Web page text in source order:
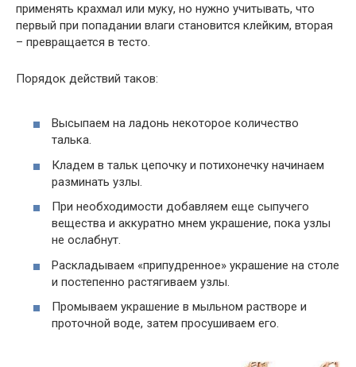
применять крахмал или муку, но нужно учитывать, что
первый при попадании влаги становится клейким, вторая
– превращается в тесто.
Порядок действий таков:
Высыпаем на ладонь некоторое количество
талька.
Кладем в тальк цепочку и потихонечку начинаем
разминать узлы.
При необходимости добавляем еще сыпучего
вещества и аккуратно мнем украшение, пока узлы
не ослабнут.
Раскладываем «припудренное» украшение на столе
и постепенно растягиваем узлы.
Промываем украшение в мыльном растворе и
проточной воде, затем просушиваем его.